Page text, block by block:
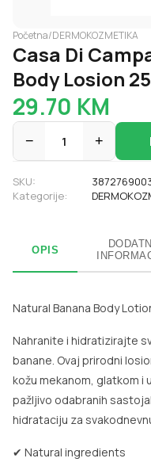
Početna/DERMOKOZMETIKA
Casa Di
Body Losion
29.70 KM
− 1 +
SKU:
Kategorije:
OPIS
Natural Banana Body
Nahranite i hidratizirajte
banane. Ovaj prirodni
kožu mekanom, glatkom i
pažljivo odabranih
hidrataciju za
✔ Natural ingredients